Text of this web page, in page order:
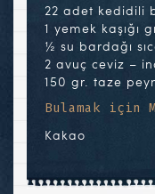
22 adet kedidili
1 yemek kaşığı
½ su bardağı
2 avuç ceviz –
150 gr. taze
Bulamak için
Kakao